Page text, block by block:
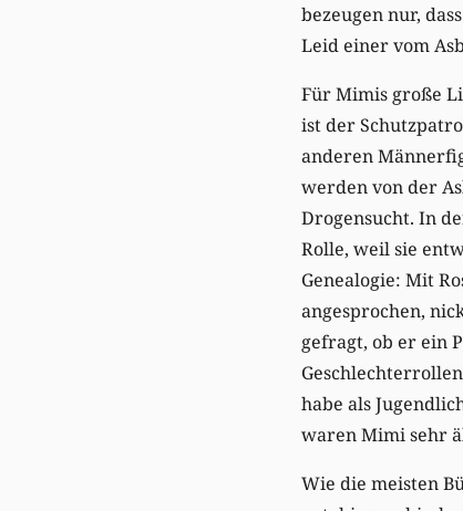
bezeugen nur,
Leid einer vom
Für Mimis große
ist der
anderen
werden von der
Drogensucht. In
Rolle, weil sie
Genealogie: Mit
angesprochen,
gefragt, ob er ein
habe als
waren Mimi sehr
Wie die meisten